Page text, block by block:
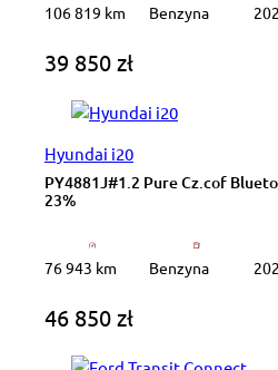
106 819 km Benzyna
39 850 zł
Hyundai i20
PY4881J#1.2 Pure Cz.cof
23%
76 943 km Benzyna
46 850 zł